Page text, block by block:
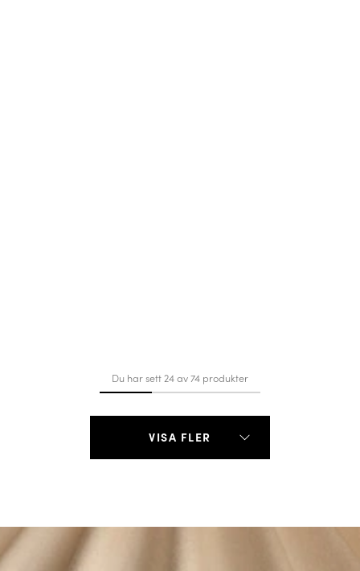
Du har sett 24 av 74 produkter
VISA FLER